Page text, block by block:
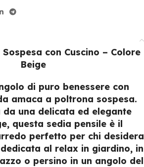
con Cuscino – Colore
Beige
di puro benessere con
amaca a poltrona sospesa.
una delicata ed elegante
questa sedia pensile è il
perfetto per chi desidera
al relax in giardino, in
o persino in un angolo del